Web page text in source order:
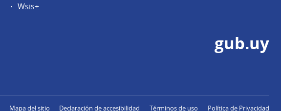
Wsis+
gub.uy
Mapa del sitio Declaración de accesibilidad Términos de uso Política de Privacidad